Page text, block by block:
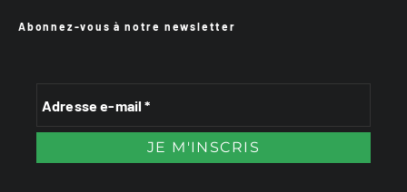
Abonnez-vous à notre newsletter